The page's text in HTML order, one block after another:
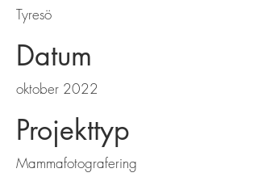
Tyresö
Datum
oktober 2022
Projekttyp
Mammafotografering